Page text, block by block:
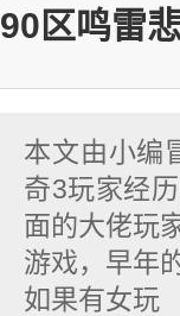
90区鸣雷
本文由小编
奇3玩家经
面的大佬玩
游戏，早年
如果有女玩